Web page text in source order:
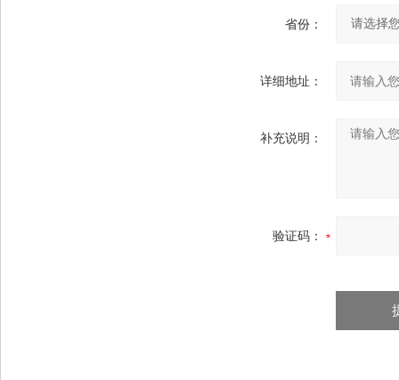
省份：
详细地址：
补充说明：
验证码：